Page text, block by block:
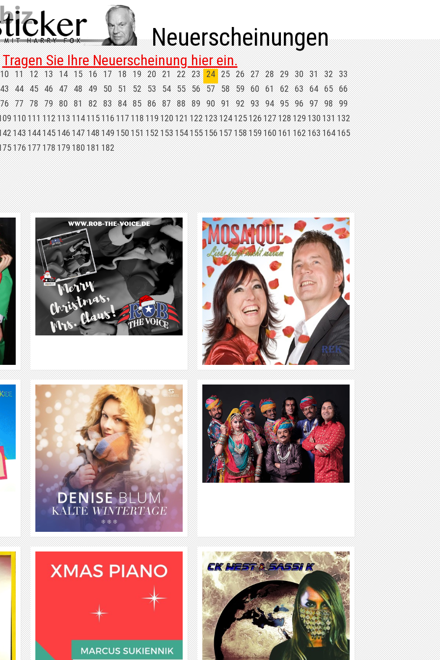
Neuerscheinungen
Tragen Sie Ihre Neuerscheinung hier ein.
10 11 12 13 14 15 16 17 18 19 20 21 22 23 24 25 26 27 28 29 30 31 32 33
43 44 45 46 47 48 49 50 51 52 53 54 55 56 57 58 59 60 61 62 63 64 65 66
76 77 78 79 80 81 82 83 84 85 86 87 88 89 90 91 92 93 94 95 96 97 98 99
110111112113114115116117118119120121122123124125126127128129130131132
143144145146147148149150151152153154155156157158159160161162163164165
176177178179180181182
DAS NEUE WERK VON MOSAIQUE -
LIEBE FRAGT NICHT WARUM
WEITER
DHOAD GYPSIES
WEITER
CK WEST & SASSI K